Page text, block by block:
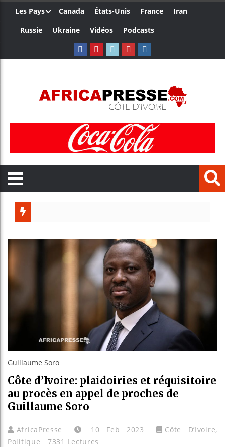
Les Pays Canada États-Unis France
Iran
Russie
Ukraine Vidéos Podcasts
Ceuta
Guillaume Soro
Côte d’Ivoire: plaidoiries et réquisitoire
au procès en appel de proches de
Guillaume Soro
AfricaPresse 10 Feb 2023 Côte D’Ivoire,
Politique
7331 Lectures